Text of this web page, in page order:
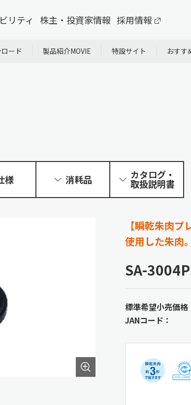
リティ 株主・投資家情報 採用情報
ード 製品紹介MOVIE 特設サイト おすす
様 消耗品 カタログ・
取扱説明書
【瞬乾朱肉
使用した朱肉
SA-
標準希望小売価格
JANコード：